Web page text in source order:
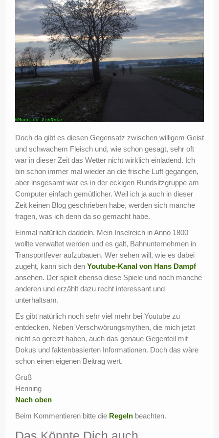
Doch da gibt es diesen Gegensatz zwischen willigem Geist
und schwachem Fleisch und, wie schon gesagt, sehr oft
war in dieser Zeit das Wetter nicht wirklich einladend. Ich
bin schon immer mal wieder an die frische Luft gegangen,
aber insgesamt war es in der eckigen Rundsitzgruppe am
Computer einfach gemütlicher. Weil ich ja auch in dieser
Zeit keinen Blog geschrieben habe, werden sich manche
fragen, was ich denn da so gemacht habe.
Einmal natürlich daddeln. Mein Inselreich in Anno 1800
wollte verwaltet werden und es galt, Bahnunternehmen in
Transportfever aufzubauen. Wer sehen will, wie es dabei
zugeht, kann sich den Youtube-Kanal von Hans Dampf
ansehen. Der spielt ebenso diese Spiele und noch manche
anderen und erzählt dazu recht interessant und
unterhaltsam.
Es gibt natürlich noch sehr viel mehr bei Youtube zu
entdecken. Neben Verschwörungsmythen, die mich jetzt
nicht so gereizt haben, auch das genaue Gegenteil mit
Dokus und faktenbasierten Informationen. Doch das wäre
schon einen eigenen Beitrag wert.
Gruß
Henning
Nach oben
Beim Kommentieren bitte die Regeln beachten.